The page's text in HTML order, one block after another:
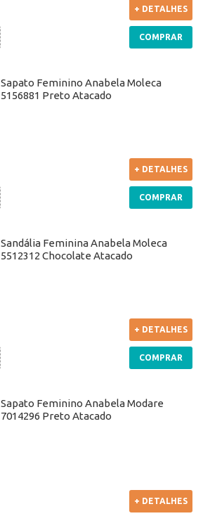
+ DETALHES
COMPRAR
Sapato Feminino Anabela Moleca
5156881 Preto Atacado
+ DETALHES
COMPRAR
Sandália Feminina Anabela Moleca
5512312 Chocolate Atacado
+ DETALHES
COMPRAR
Sapato Feminino Anabela Modare
7014296 Preto Atacado
+ DETALHES